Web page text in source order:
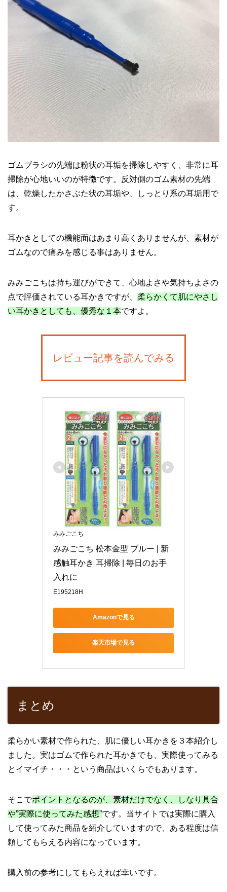
ゴムブラシの先端は粉状の耳垢を掃除しやすく、非常に耳
掃除が心地いいのが特徴です。反対側のゴム素材の先端
は、乾燥したかさぶた状の耳垢や、しっとり系の耳垢用で
す。
耳かきとしての機能面はあまり高くありませんが、素材が
ゴムなので痛みを感じる事はありません。
みみごこちは持ち運びができて、心地よさや気持ちよさの
点で評価されている耳かきですが、 柔らかくて肌にやさし
い耳かきとしても、優秀な１本ですよ。
レビュー記事を読んでみる
みみごこち
みみごこち 松本金型 ブルー | 新
感触耳かき 耳掃除 | 毎日のお手
入れに
E195218H
Amazonで見る
楽天市場で見る
まとめ
柔らかい素材で作られた、肌に優しい耳かきを３本紹介し
ました。実はゴムで作られた耳かきでも、実際使ってみる
とイマイチ・・・という商品はいくらでもあります。
そこでポイントとなるのが、素材だけでなく、しなり具合
や”実際に使ってみた感想”です。当サイトでは実際に購入
して使ってみた商品を紹介していますので、ある程度は信
頼してもらえる内容になっています。
購入前の参考にしてもらえれば幸いです。